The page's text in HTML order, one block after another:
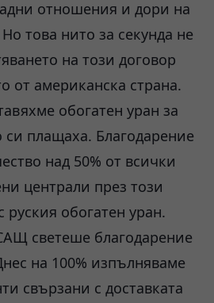
отношения и дори на
това нито за секунда не
на този договор
от американска страна.
обогатен уран за
плащаха. Благодарение
над 50% от всички
централи през този
руския обогатен уран.
светеше благодарение
на 100% изпълняваме
свързани с доставката